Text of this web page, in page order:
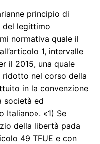
principio di
del legittimo
normativa quale il
1, intervalle
il 2015, una quale
ridotto nel corso della
in la convenzione
società ed
Italiano». «1) Se
della libertà pada
49 TFUE e con